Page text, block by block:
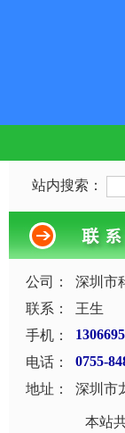
站内搜索：
公司：
深圳市
联系：
王生
手机：
电话： 0755-
地址：
深圳市
本站